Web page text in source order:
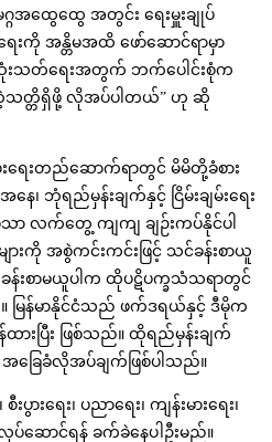
ထွေထွေ အတွင်း ရေးမှူးချုပ်
ေးကို အန္တိမအထိ ဖော်ဆောင်ရာမှာ
သတ်ရေးအတွက် ဘက်ပေါင်းစုံက
သတ္တိရှိဖို့ လိုအပ်ပါတယ်” ဟု ဆို
ေးတည်ဆောက်ရာတွင် မိမိတို့ခံစား
ဘုံရည်မှန်းချက်နှင့် ငြိမ်းချမ်းရေး
လက်တွေ့ ကျကျ ချဉ်းကပ်နိုင်ပါ
းကို အစွဲကင်းကင်းဖြင့် သင်ခန်းစာယူ
းစာမယူပါက ထိုပဋိပက္ခသံသရာတွင်
ြန်မာနိုင်ငံသည် ဖက်ဒရယ်နှင့် ဒီမိုက
းပြီး ဖြစ်သည်။ ထိုရည်မှန်းချက်
အခြေခံလိုအပ်ချက်ဖြစ်ပါသည်။
ားရေး၊ ပညာရေး၊ ကျန်းမားရေး၊
ဆောင်ရန် ခက်ခဲနေပါဦးမည်။